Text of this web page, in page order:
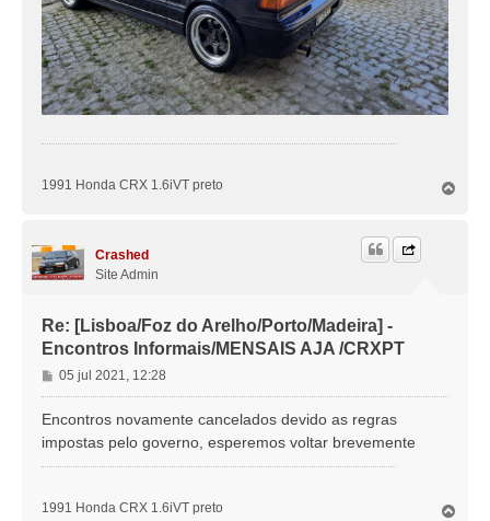
1991 Honda CRX 1.6iVT preto
Crashed
Site Admin
Re: [Lisboa/Foz do Arelho/Porto/Madeira] -
Encontros Informais/MENSAIS AJA /CRXPT
M
e
n
a
m
05 jul 2021, 12:28
Encontros novamente cancelados devido as regras
impostas pelo governo, esperemos voltar brevemente
1991 Honda CRX 1.6iVT preto